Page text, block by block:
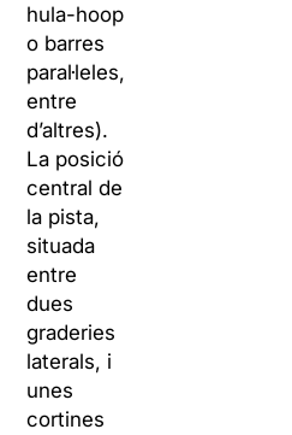
hula-hoop
o barres
paral·leles,
entre
d’altres).
La posició
central de
la pista,
situada
entre
dues
graderies
laterals, i
unes
cortines